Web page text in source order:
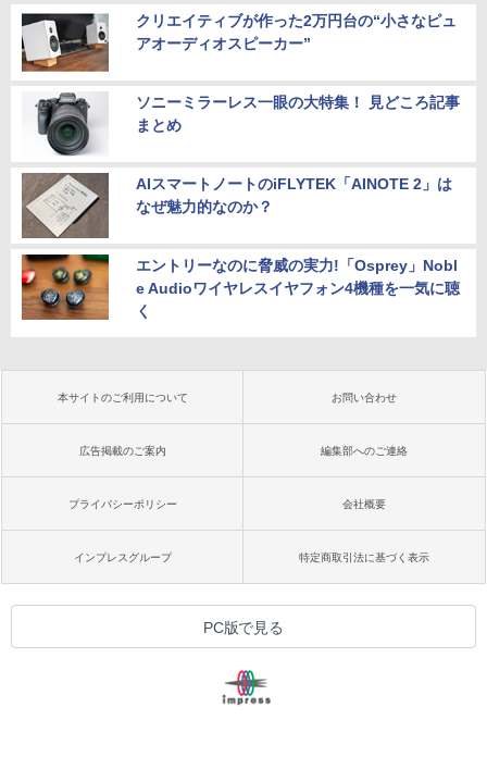
クリエイティブが作った2万円台の“小さなピュ
アオーディオスピーカー”
ソニーミラーレス一眼の大特集！ 見どころ記事
まとめ
AIスマートノートのiFLYTEK「AINOTE 2」は
なぜ魅力的なのか？
エントリーなのに脅威の実力!「Osprey」Nobl
e Audioワイヤレスイヤフォン4機種を一気に聴
く
本サイトのご利用について お問い合わせ
広告掲載のご案内 編集部へのご連絡
プライバシーポリシー 会社概要
インプレスグループ 特定商取引法に基づく表示
PC版で見る